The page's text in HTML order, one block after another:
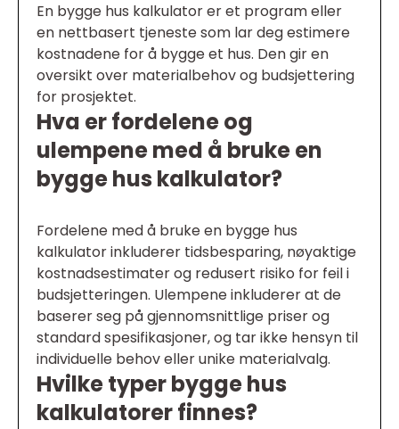
En bygge hus kalkulator er et program eller
en nettbasert tjeneste som lar deg estimere
kostnadene for å bygge et hus. Den gir en
oversikt over materialbehov og budsjettering
for prosjektet.
Hva er fordelene og
ulempene med å bruke en
bygge hus kalkulator?
Fordelene med å bruke en bygge hus
kalkulator inkluderer tidsbesparing, nøyaktige
kostnadsestimater og redusert risiko for feil i
budsjetteringen. Ulempene inkluderer at de
baserer seg på gjennomsnittlige priser og
standard spesifikasjoner, og tar ikke hensyn til
individuelle behov eller unike materialvalg.
Hvilke typer bygge hus
kalkulatorer finnes?